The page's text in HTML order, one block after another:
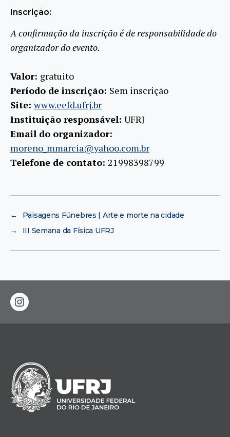
Inscrição:
A confirmação da inscrição é de responsabilidade do
organizador do evento.
Valor: gratuito
Período de inscrição: Sem inscrição
Site:www.eefd.ufrj.br
Instituição responsável: UFRJ
Email do organizador:
moreno_mmarcia@yahoo.com.br
Telefone de contato: 21998398799
←
Paisagens Fúnebres | Arte e morte na cidade
→
III Semana da Física UFRJ
instagram